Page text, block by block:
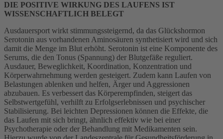
DIE POSITIVE WIRKUNG DES LAUFENS IST
WISSENSCHAFTLICH BELEGT
Ausdauersport wirkt stimmungssteigernd, da das Glückshormon
Serotonin aus vorhandenen Aminosäuren synthetisiert wird und sich
damit die Menge im Blut erhöht. Serotonin ist eine Komponente des
Serums, die den Tonus (Spannung) der Blutgefäße reguliert.
Ausdauer, Beweglichkeit, Koordination, Konzentration und
Körperwahrnehmung werden gesteigert. Zudem kann Laufen von
Belastungen ablenken und helfen, Ärger und Aggressionen
abzubauen. Es verbessert das Körperempfinden, steigert das
Selbstwertgefühl, verhilft zu Erfolgserlebnissen und psychischer
Stabilisierung. Bei leichten Depressionen können die Effekte, die
das Laufen mit sich bringt, ähnlich effektiv wie bei einer
Psychotherapie oder der Behandlung mit Medikamenten sein.